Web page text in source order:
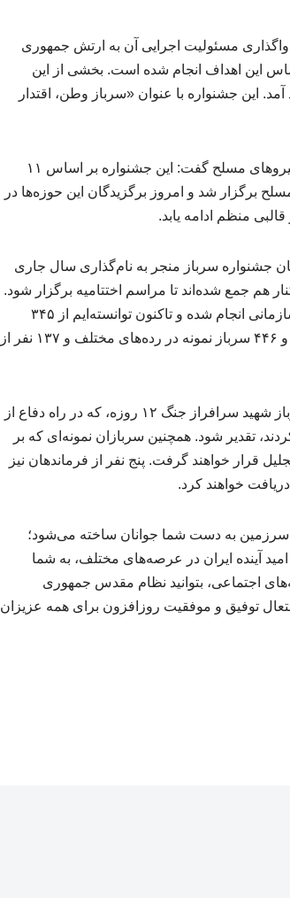
مسئولیت اجرایی آن به ارتش جمهوری
اساس این اهداف انجام شده است. بخشی از این
این جشنواره با عنوان «سرباز وطن، اقتدار
معاون اجرایی ارتش با اشاره به برنامه‌ریزی‌های انجام‌شده در ستاد کل نیروهای مسلح گفت: این جشنواره بر اساس ۱۱
مسلح برگزار شد و امروز برگزیدگان این حوزه‌ها در
منظم ادامه یابد.
جشنواره سرباز منجر به نام‌گذاری سال جاری
هم جمع شده‌اند تا مراسم اختتامیه برگزار شود.
فرآیندهای مختلف انتخاب و داوری توسط رده‌های قرارگاهی، نیروئی و سازمانی انجام شده و تاکنون توانسته‌ایم از ۳۴۵
خانواده شهید و ایثارگر در سطوح مختلف تقدیر کنیم. همچنین از ۱۶ هزار و ۴۴۶ سرباز نمونه در رده‌های مختلف و ۱۳۷ نفر از
امیر شیخ ادامه داد: در مراسم امروز نیز قرار است از هشت خانواده سرباز شهید سرافراز جنگ ۱۲ روزه، که در راه دفاع از
تقدیر شود. همچنین سربازان نمونه‌ای که بر
قرار خواهند گرفت. پنج نفر از فرماندهان نیز
خواهند کرد.
سرزمین به دست شما جوانان ساخته می‌شود؛
آینده ایران در عرصه‌های مختلف، به شما
اجتماعی، بتوانید نظام مقدس جمهوری
توفیق و موفقیت روزافزون برای همه عزیزان